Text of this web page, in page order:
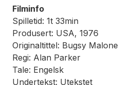
Filminfo
Spilletid: 1t 33min
Produsert: USA, 1976
Originaltittel: Bugsy Malone
Regi: Alan Parker
Tale: Engelsk
Undertekst: Utekstet